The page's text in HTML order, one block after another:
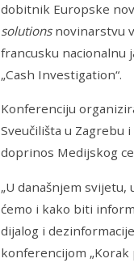
dobitnik Europske
solutionsnovinarstvu
francusku nacionalnu
„Cash Investigation“.
Konferenciju
Sveučilišta u Zagrebu
doprinos Medijskog
„U današnjem
ćemo i kako biti
dijalog i
konferencijom